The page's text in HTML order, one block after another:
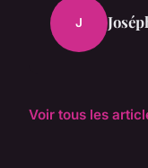
J
Voir tous les